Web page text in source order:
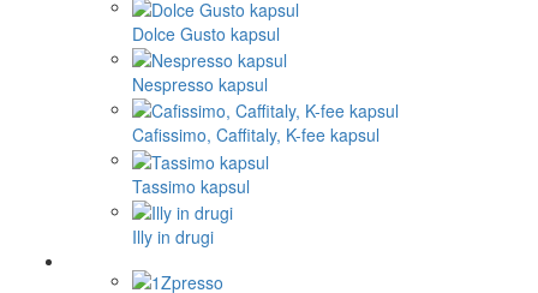
Dolce Gusto kapsul
Nespresso kapsul
Cafissimo, Caffitaly, K-fee kapsul
Tassimo kapsul
Illy in drugi